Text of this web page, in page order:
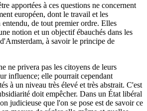
apportées à ces questions ne concernent
européen, dont le travail et les
entendu, de tout premier ordre. Elles
notion et un objectif ébauchés dans les
à savoir le principe de
ne privera pas les citoyens de leurs
influence; elle pourrait cependant
à un niveau très élevé et très abstrait. C'est
doit empêcher. Dans un État libéral
judicieuse que l'on se pose est de savoir ce